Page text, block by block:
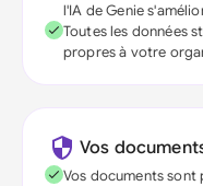
l'IA de Genie
Toutes les données
propres à votre
Vos
Vos documents sont